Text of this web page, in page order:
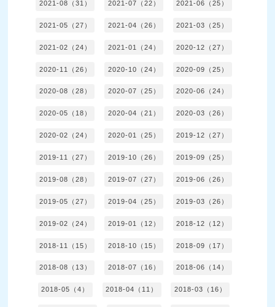
2021-08（31） 2021-07（22） 2021-06（25）
2021-05（27） 2021-04（26） 2021-03（25）
2021-02（24） 2021-01（24） 2020-12（27）
2020-11（26） 2020-10（24） 2020-09（25）
2020-08（28） 2020-07（25） 2020-06（24）
2020-05（18） 2020-04（21） 2020-03（26）
2020-02（24） 2020-01（25） 2019-12（27）
2019-11（27） 2019-10（26） 2019-09（25）
2019-08（28） 2019-07（27） 2019-06（26）
2019-05（27） 2019-04（25） 2019-03（26）
2019-02（24） 2019-01（12） 2018-12（12）
2018-11（15） 2018-10（15） 2018-09（17）
2018-08（13） 2018-07（16） 2018-06（14）
2018-05（4） 2018-04（11） 2018-03（16）